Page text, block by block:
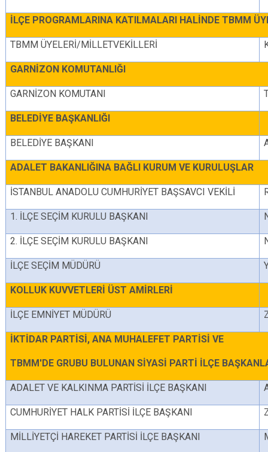
Çatalca
Esenler
Eyüpsultan
Şile
Silivri
Şişli
Esenyurt
Sultangazi
İLÇE PROGRAMLARINA KATILMALARI HALİNDE TBMM
TBMM ÜYELERİ/MİLLETVEKİLLERİ
GARNİZON KOMUTANLIĞI
GARNİZON KOMUTANI
BELEDİYE BAŞKANLIĞI
BELEDİYE BAŞKANI
ADALET BAKANLIĞINA BAĞLI KURUM VE KURULUŞLAR
İSTANBUL ANADOLU CUMHURİYET BAŞSAVCI VEKİLİ
1. İLÇE SEÇİM KURULU BAŞKANI
2. İLÇE SEÇİM KURULU BAŞKANI
İLÇE SEÇİM MÜDÜRÜ
KOLLUK KUVVETLERİ ÜST AMİRLERİ
İLÇE EMNİYET MÜDÜRÜ
İKTİDAR PARTİSİ, ANA MUHALEFET PARTİSİ VE
TBMM'DE GRUBU BULUNAN SİYASİ PARTİ İLÇE
ADALET VE KALKINMA PARTİSİ İLÇE BAŞKANI
CUMHURİYET HALK PARTİSİ İLÇE BAŞKANI
MİLLİYETÇİ HAREKET PARTİSİ İLÇE BAŞKANI